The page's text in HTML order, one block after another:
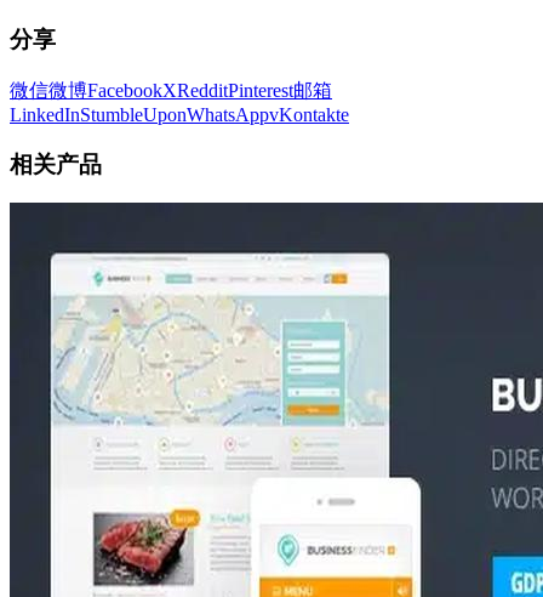
分享
微信微博FacebookXRedditPinterest邮箱
LinkedInStumbleUponWhatsAppvKontakte
相关产品